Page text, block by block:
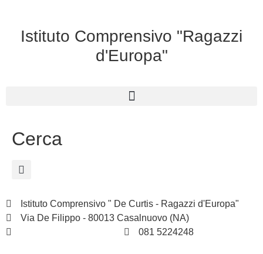
Istituto Comprensivo "Ragazzi
d'Europa"
Cerca
Istituto Comprensivo " De Curtis - Ragazzi d'Europa"
Via De Filippo - 80013 Casalnuovo (NA)
081 5224248